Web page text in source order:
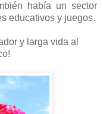
había un sector
educativos y juegos.
y larga vida al